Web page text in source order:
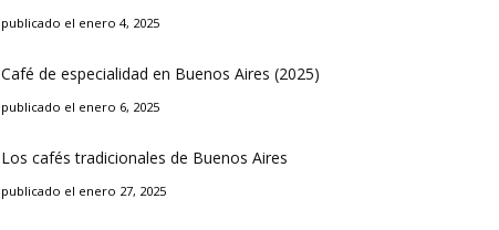
publicado el enero 4, 2025
Café de especialidad en Buenos Aires (2025)
publicado el enero 6, 2025
Los cafés tradicionales de Buenos Aires
publicado el enero 27, 2025